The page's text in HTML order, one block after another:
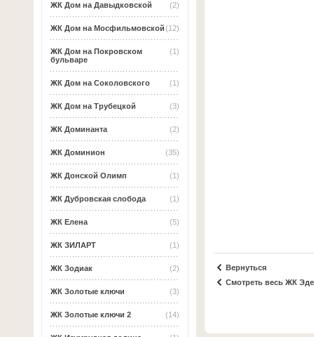
(2)
ЖК Дом на Давыдковской
(12)
ЖК Дом на Мосфильмовской
(1)
ЖК Дом на Покровском
бульваре
(1)
ЖК Дом на Соколовского
(3)
ЖК Дом на Трубецкой
(2)
ЖК Доминанта
(35)
ЖК Доминион
(1)
ЖК Донской Олимп
(1)
ЖК Дубровская слобода
(5)
ЖК Елена
(1)
ЖК ЗИЛАРТ
(2)
ЖК Зодиак
(3)
ЖК Золотые ключи
(14)
ЖК Золотые ключи 2
Вернуться
Смотреть весь ЖК